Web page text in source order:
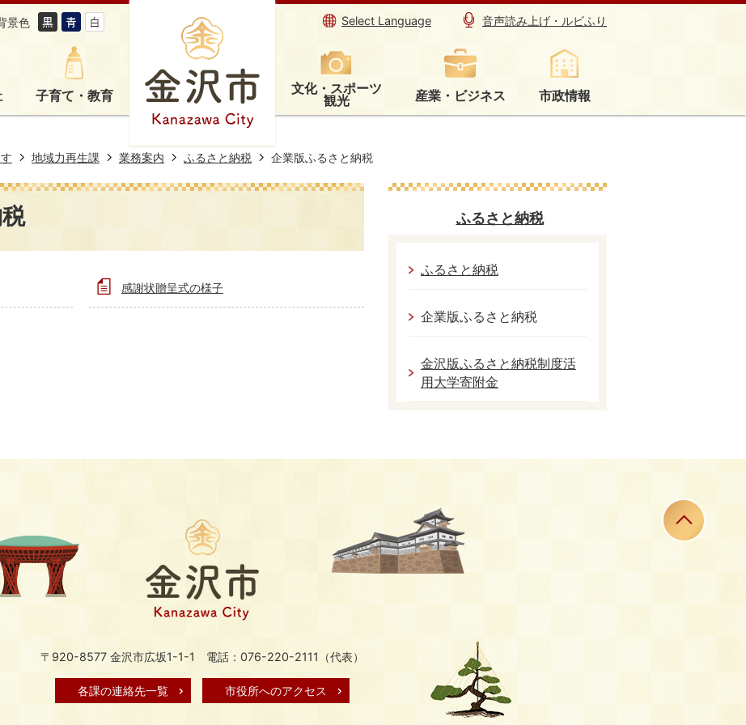
景色 Select Language 音声読み上げ・ルビふり
子育て・教育 文化・スポーツ
観光 産業・ビジネス 市政情報
地域力再生課 業務案内 ふるさと納税 企業版ふるさと納税
感謝状贈呈式の様子
ふるさと納税
ふるさと納税
企業版ふるさと納税
金沢版ふるさと納税制度活
用大学寄附金
〒920-8577 金沢市広坂1-1-1 電話：076-220-2111（代表）
各課の連絡先一覧 市役所へのアクセス